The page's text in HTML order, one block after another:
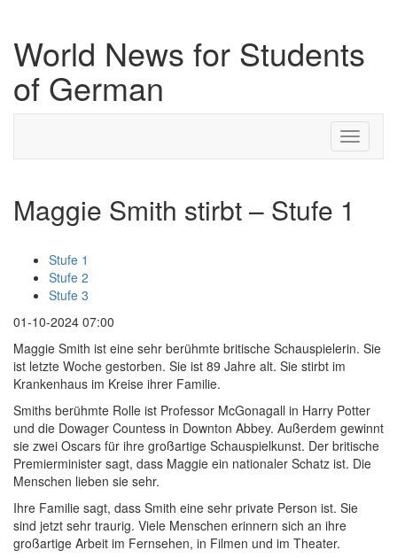
World News for Students
of German
Toggle
Maggie Smith stirbt – Stufe 1
Stufe 1
Stufe 2
Stufe 3
01-10-2024 07:00
Maggie Smith ist eine sehr berühmte britische Schauspielerin. Sie
ist letzte Woche gestorben. Sie ist 89 Jahre alt. Sie stirbt im
Krankenhaus im Kreise ihrer Familie.
Smiths berühmte Rolle ist Professor McGonagall in Harry Potter
und die Dowager Countess in Downton Abbey. Außerdem gewinnt
sie zwei Oscars für ihre großartige Schauspielkunst. Der britische
Premierminister sagt, dass Maggie ein nationaler Schatz ist. Die
Menschen lieben sie sehr.
Ihre Familie sagt, dass Smith eine sehr private Person ist. Sie
sind jetzt sehr traurig. Viele Menschen erinnern sich an ihre
großartige Arbeit im Fernsehen, in Filmen und im Theater.